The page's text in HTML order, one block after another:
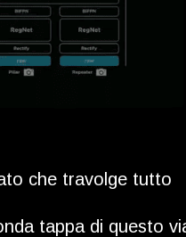
che travolge tutto
tappa di questo